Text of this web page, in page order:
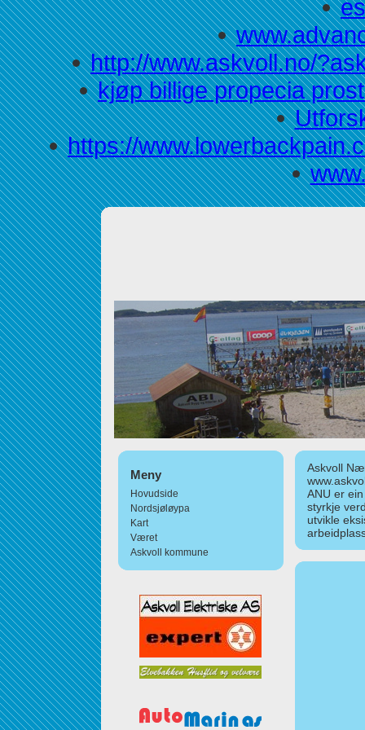
http://www.askvoll.no/
kjøp billige propecia
https://
Meny
Hovudside
Nordsjøløypa
Kart
Været
Askvoll kommune
Askvoll
ANU er
styrkje
utvikle